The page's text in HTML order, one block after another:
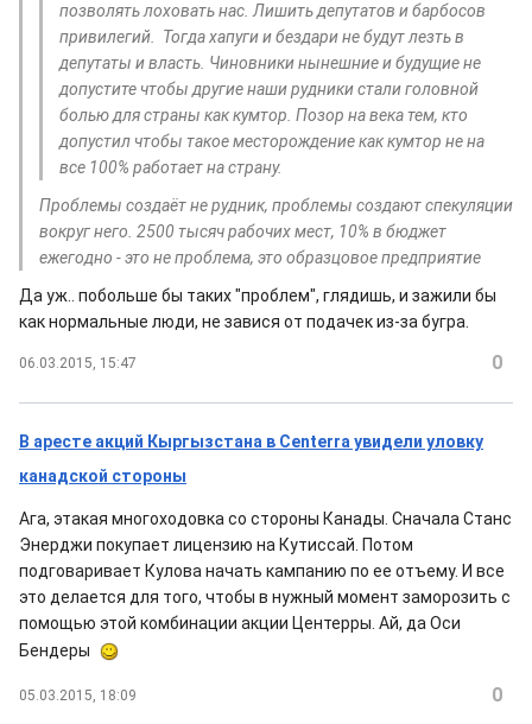
позволять лоховать нас. Лишить депутатов и барбосов
привилегий. Тогда хапуги и бездари не будут лезть в
депутаты и власть. Чиновники нынешние и будущие не
допустите чтобы другие наши рудники стали головной
болью для страны как кумтор. Позор на века тем, кто
допустил чтобы такое месторождение как кумтор не на
все 100% работает на страну.
Проблемы создаёт не рудник, проблемы создают спекуляции
вокруг него. 2500 тысяч рабочих мест, 10% в бюджет
ежегодно - это не проблема, это образцовое предприятие
Да уж.. побольше бы таких "проблем", глядишь, и зажили бы
как нормальные люди, не завися от подачек из-за бугра.
06.03.2015, 15:47 0
В аресте акций Кыргызстана в Centerra увидели уловку
канадской стороны
Ага, этакая многоходовка со стороны Канады. Сначала Станс
Энерджи покупает лицензию на Кутиссай. Потом
подговаривает Кулова начать кампанию по ее отъему. И все
это делается для того, чтобы в нужный момент заморозить с
помощью этой комбинации акции Центерры. Ай, да Оси
Бендеры
05.03.2015, 18:09 0